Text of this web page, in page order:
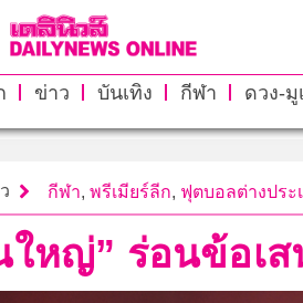
ข่าว บันเทิง กีฬา ดวง-มู
กีฬา, พรีเมียร์ลีก, ฟุตบอลต่างประ
ใหญ่” ร่อนข้อเ